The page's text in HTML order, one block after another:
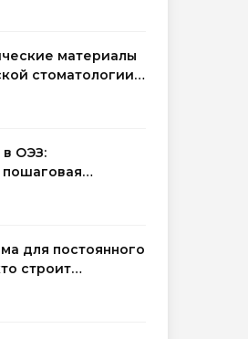
материалы
стоматологии
в ОЭЗ:
пошаговая
для инвесторов
для постоянного
строит